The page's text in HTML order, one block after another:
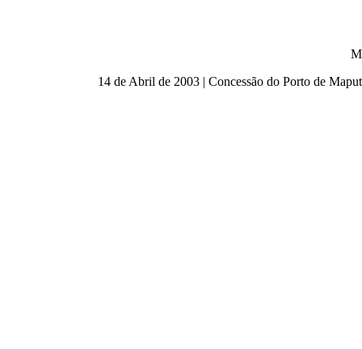
14 de Abril de 2003 | Concessão do Porto de